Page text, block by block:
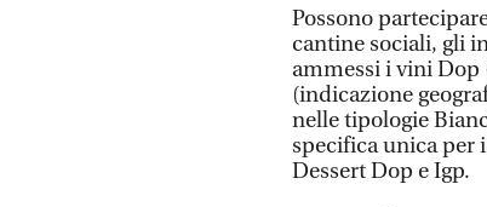
Possono
cantine sociali, gli
ammessi i vini
(indicazione
nelle tipologie
specifica unica per
Dessert Dop e Igp.